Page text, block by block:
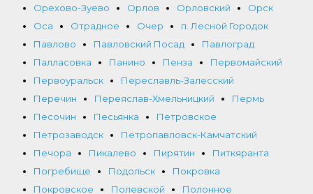
Орехово-Зуево
Орлов Орловский
Орск
Оса
Отрадное Очер
п. Лесной Городок
Павлово
Павловский Посад
Павлоград
Палласовка
Панино Пенза
Первомайский
Первоуральск
Переславль-Залесский
Перечин
Переяслав-Хмельницкий
Пермь
Песочин
Песьянка
Петровское
Петрозаводск
Петропавловск-Камчатский
Печора
Пикалево Пирятин
Питкяранта
Погребище
Подольск
Покровка
Покровское
Полевской Полонное